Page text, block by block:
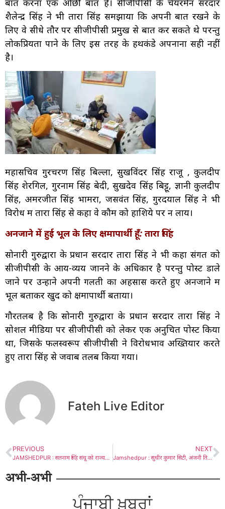
बात करना एक ओछी बात है। सीजीपीसी के चेयरमैन सरदार
शैलेन्द्र सिंह ने भी तारा सिंह समझाया कि अपनी बात रखने के
लिए वे सीधे तौर पर सीजीपीसी प्रमुख से बात कर सकते थे परन्तु
लोकप्रियता पाने के लिए इस तरह के हथकंडे अपनाना सही नहीं
है।
महासचिव गुरचरण सिंह बिल्ला, सुखविंदर सिंह राजू , कुलदीप
सिंह शेरगिल, गुरनाम सिंह बेदी, सुखदेव सिंह बिट्टू, ज्ञानी कुलदीप
सिंह, अमरजीत सिंह भामरा, जसवंत सिंह, गुरदयाल सिंह ने भी
विरोध में तारा सिंह से कहा वे कौम को हाशिये पर न लायें।
अनजाने में हुई भूल के लिए क्षमापार्थी हूँ: तारा सिंह
सोनारी गुरुद्वारा के प्रधान सरदार तारा सिंह ने भी कहा संगत को
सीजीपीसी के आय-व्यय जानने के अधिकार है परन्तु पोस्ट डाले
जाने पर उन्होंने अपनी गलती का अहसास करते हुए अनजाने में
भूल बताकर खुद को क्षमापार्थी बताया।
गौरतलब है कि सोनारी गुरुद्वारा के प्रधान सरदार तारा सिंह ने
सोशल मीडिया पर सीजीपीसी को लेकर एक अनुचित पोस्ट किया
था, जिसके फलस्वरूप सीजीपीसी ने विरोधभाव अख्तियार करते
हुए तारा सिंह से जवाब तलब किया गया।
Fateh Live Editor
PREVIOUS
JAMSHEDPUR : सतनाम सिंह संधू को राज्यसभा में मनोनीत करने पर प्रधानमंत्री का आभार : कुलविंदर
NEXT
Jamshedpur : सुधीर कुमार सिटी, अंजनी तिवारी सीसीआर डीएसपी होंगे, संजय कुमार सिंह को मिली ट्रैफिक की कमान
अभी-अभी
ਪੰਜਾਬੀ ਖ਼ਬਰਾਂ